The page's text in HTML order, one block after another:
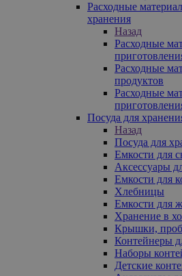
Расходные
хранения
Назад
Расходные
Расходные
продуктов
Расходные
Посуда для
Назад
Посуда для
Емкости для
Аксессуары
Емкости для
Хлебницы
Емкости для
Хранение в
Крышки,
Контейнеры
Наборы
Детские